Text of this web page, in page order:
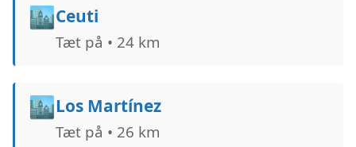
🏙️Ceuti
Tæt på • 24 km
🏙️Los Martínez
Tæt på • 26 km